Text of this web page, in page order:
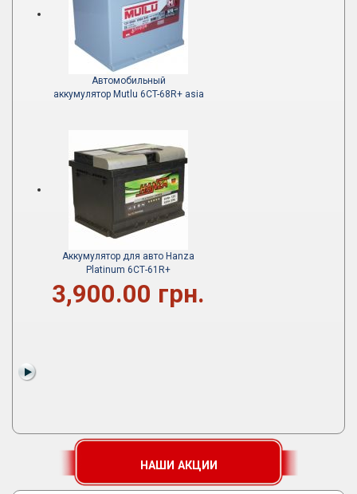
Автомобильный
аккумулятор Mutlu 6CT-68R+ asia
Аккумулятор для авто Hanza
Platinum 6СТ-61R+
3,900.00 грн.
НАШИ АКЦИИ